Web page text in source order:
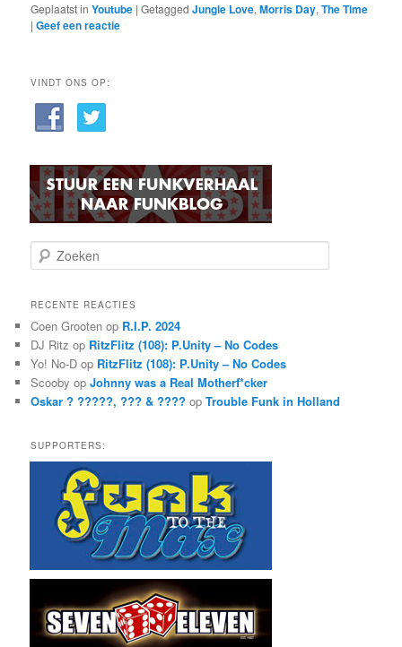
Geplaatst in Youtube |Getagged Jungle Love,Morris Day,The Time
|Geef een reactie
VINDT ONS OP:
o
k
n
RECENTE REACTIES
Coen Grooten op R.I.P. 2024
DJ Ritz op RitzFlitz (108): P.Unity – No Codes
Yo! No-D op RitzFlitz (108): P.Unity – No Codes
Scooby opJohnny was a Real Motherf*cker
Oskar ? ?????, ??? & ???? opTrouble Funk in Holland
SUPPORTERS: